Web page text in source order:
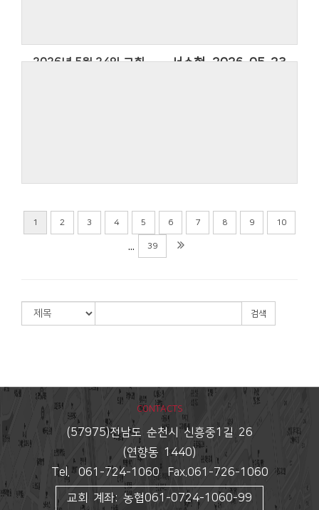
2026년 5월 24일 교회소식 2026-05-23
서수현
1 2 3 4 5 6 7 8 9 10
... 39
검색
CONTACTS
(57975)전남도 순천시 신흥중1길 26
(연향동 1440)
Tel. 061-724-1060 Fax.061-726-1060
교회 계좌: 농협061-0724-1060-99